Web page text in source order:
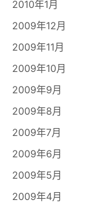
2010年1月
2009年12月
2009年11月
2009年10月
2009年9月
2009年8月
2009年7月
2009年6月
2009年5月
2009年4月